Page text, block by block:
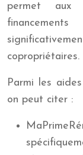
permet aux
copropriétaires.
Parmi les
on peut citer :